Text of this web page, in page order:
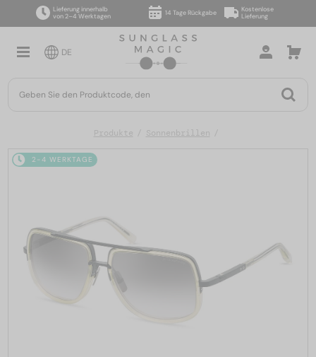
Lieferung innerhalb
von 2–4 Werktagen
14 Tage Rückgabe
Kostenlose
Lieferung
DE
Produkte Sonnenbrillen
2-4 WERKTAGE